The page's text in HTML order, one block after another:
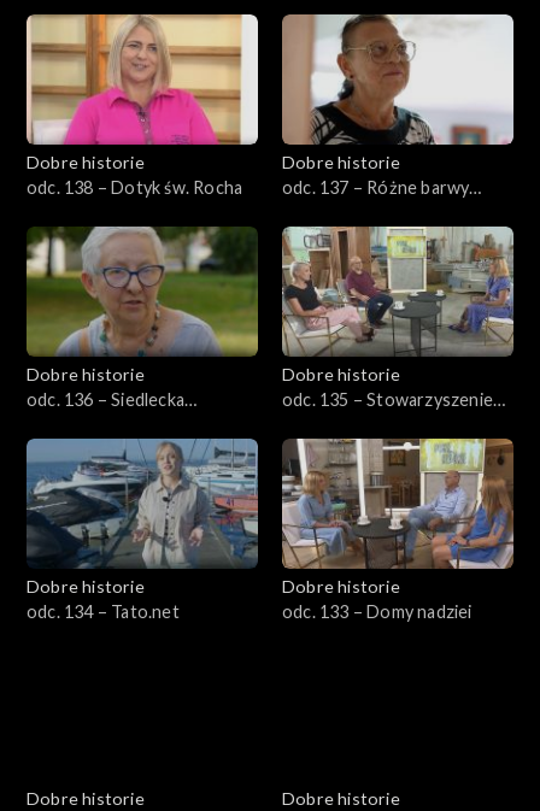
Dobre historie
odc. 138 – Dotyk św. Rocha
Dobre historie
odc. 137 – Różne barwy
Dobre historie
odc. 136 – Siedlecka
Dobre historie
odc. 135 – Stowarzyszenie
Dobre historie
odc. 134 – Tato.net
Dobre historie
odc. 133 – Domy nadziei
Dobre historie
Dobre historie